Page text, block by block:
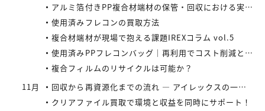
アルミ箔付きPP複合材端材の保管・回収における実務上のポイントIREXコラム vol.6
使用済みフレコンの買取方法
複合材端材が現場で抱える課題IREXコラム vol.5
使用済みPPフレコンバッグ｜再利用でコスト削減と環境負荷軽減を実現
複合フィルムのリサイクルは可能か？
11月
回収から再資源化までの流れ ― アイレックスの一貫処理体制 IREXコラム vol.4
クリアファイル買取で環境と収益を同時にサポート！